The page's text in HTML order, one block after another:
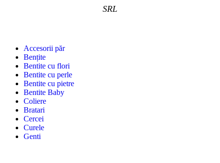
SRL
Accesorii păr
Bențite
Bentite cu flori
Bentite cu perle
Bentite cu pietre
Bentite Baby
Coliere
Bratari
Cercei
Curele
Genti